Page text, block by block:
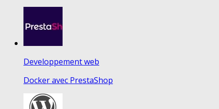
Developpement web
Docker avec PrestaShop